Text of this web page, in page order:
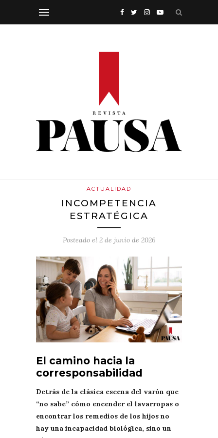
ACTUALIDAD
INCOMPETENCIA
ESTRATÉGICA
Posteado el 2 de junio de 2026
El camino hacia la
corresponsabilidad
Detrás de la clásica escena del varón que
“no sabe” cómo encender el lavarropas o
encontrar los remedios de los hijos no
hay una incapacidad biológica, sino un